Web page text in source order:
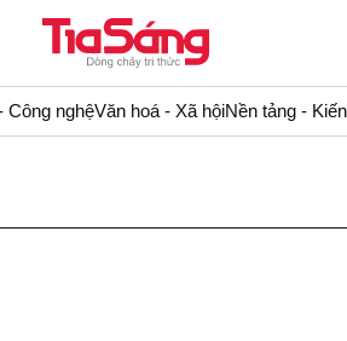
Công nghệVăn hoá - Xã hộiNền tảng -